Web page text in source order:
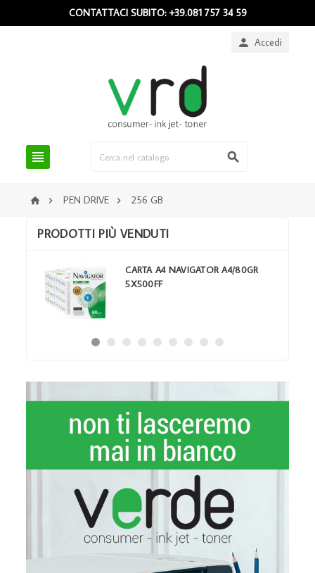
CONTATTACI SUBITO: +39.081 757 34 59
 Accedi
 
  PEN DRIVE  256 GB
PRODOTTI PIÙ VENDUTI
CARTA A4 NAVIGATOR A4/80GR
5X500FF